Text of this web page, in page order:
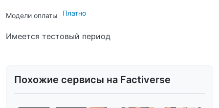
Модели оплаты Платно
Имеется тестовый период
Похожие сервисы на Factiverse